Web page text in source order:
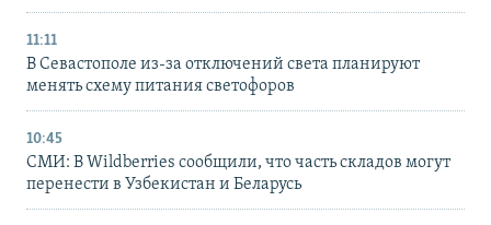
11:11
В Севастополе из-за отключений света планируют
менять схему питания светофоров
10:45
СМИ: В Wildberries сообщили, что часть складов могут
перенести в Узбекистан и Беларусь